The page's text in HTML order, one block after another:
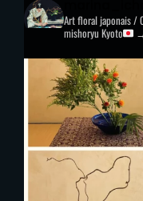
Art floral japonais /
mishoryu Kyoto